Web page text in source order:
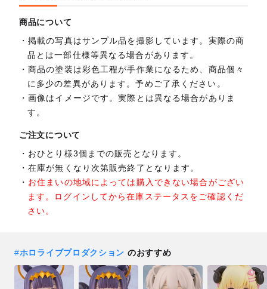
商品について
掲載の写真はサンプル品を撮影しています。実際の商
品とは一部仕様等異なる場合があります。
商品の塗装は彩色工程が手作業になるため、商品個々
に多少の差異があります。予めご了承ください。
画像はイメージです。実際とは異なる場合がありま
す。
ご注文について
おひとり様3個までの販売となります。
在庫が無くなり次第販売終了となります。
お住まいの地域によっては購入できない場合がござい
ます。ログインしてから在庫ステータスをご確認くだ
さい。
#ホロライブプロダクション のおすすめ